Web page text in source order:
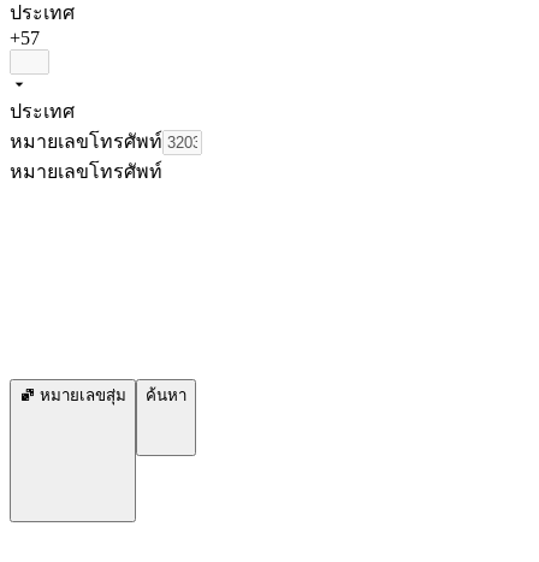
ประเทศ
+57
ประเทศ
หมายเลขโทรศัพท์
หมายเลขโทรศัพท์
หมายเลขสุ่ม ค้นหา